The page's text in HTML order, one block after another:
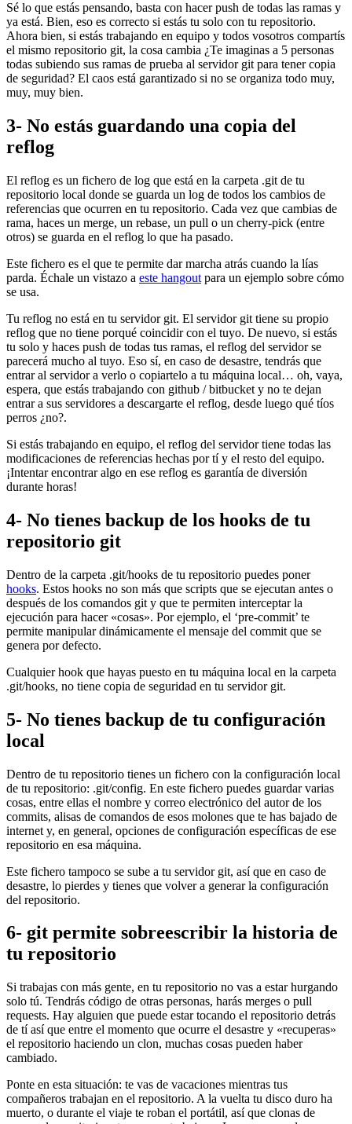
Sé lo que estás pensando, basta con hacer push de todas las ramas y
ya está. Bien, eso es correcto si estás tu solo con tu repositorio.
Ahora bien, si estás trabajando en equipo y todos vosotros compartís
el mismo repositorio git, la cosa cambia ¿Te imaginas a 5 personas
todas subiendo sus ramas de prueba al servidor git para tener copia
de seguridad? El caos está garantizado si no se organiza todo muy,
muy, muy bien.
3- No estás guardando una copia del
reflog
El reflog es un fichero de log que está en la carpeta .git de tu
repositorio local donde se guarda un log de todos los cambios de
referencias que ocurren en tu repositorio. Cada vez que cambias de
rama, haces un merge, un rebase, un pull o un cherry-pick (entre
otros) se guarda en el reflog lo que ha pasado.
Este fichero es el que te permite dar marcha atrás cuando la lías
parda. Échale un vistazo a este hangout para un ejemplo sobre cómo
se usa.
Tu reflog no está en tu servidor git. El servidor git tiene su propio
reflog que no tiene porqué coincidir con el tuyo. De nuevo, si estás
tu solo y haces push de todas tus ramas, el reflog del servidor se
parecerá mucho al tuyo. Eso sí, en caso de desastre, tendrás que
entrar al servidor a verlo o copiartelo a tu máquina local… oh, vaya,
espera, que estás trabajando con github / bitbucket y no te dejan
entrar a sus servidores a descargarte el reflog, desde luego qué tíos
perros ¿no?.
Si estás trabajando en equipo, el reflog del servidor tiene todas las
modificaciones de referencias hechas por tí y el resto del equipo.
¡Intentar encontrar algo en ese reflog es garantía de diversión
durante horas!
4- No tienes backup de los hooks de tu
repositorio git
Dentro de la carpeta .git/hooks de tu repositorio puedes poner
hooks. Estos hooks no son más que scripts que se ejecutan antes o
después de los comandos git y que te permiten interceptar la
ejecución para hacer «cosas». Por ejemplo, el ‘pre-commit’ te
permite manipular dinámicamente el mensaje del commit que se
genera por defecto.
Cualquier hook que hayas puesto en tu máquina local en la carpeta
.git/hooks, no tiene copia de seguridad en tu servidor git.
5- No tienes backup de tu configuración
local
Dentro de tu repositorio tienes un fichero con la configuración local
de tu repositorio: .git/config. En este fichero puedes guardar varias
cosas, entre ellas el nombre y correo electrónico del autor de los
commits, alisas de comandos de esos molones que te has bajado de
internet y, en general, opciones de configuración específicas de ese
repositorio en esa máquina.
Este fichero tampoco se sube a tu servidor git, así que en caso de
desastre, lo pierdes y tienes que volver a generar la configuración
del repositorio.
6- git permite sobreescribir la historia de
tu repositorio
Si trabajas con más gente, en tu repositorio no vas a estar hurgando
solo tú. Tendrás código de otras personas, harás merges o pull
requests. Hay alguien que puede estar tocando el repositorio detrás
de tí así que entre el momento que ocurre el desastre y «recuperas»
el repositorio haciendo un clon, muchas cosas pueden haber
cambiado.
Ponte en esta situación: te vas de vacaciones mientras tus
compañeros trabajan en el repositorio. A la vuelta tu disco duro ha
muerto, o durante el viaje te roban el portátil, así que clonas de